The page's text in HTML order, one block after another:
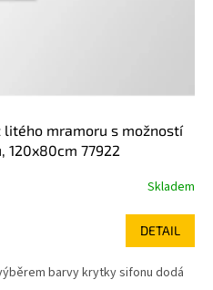
litého mramoru s možností
120x80cm 77922
Skladem
DETAIL
barvy krytky sifonu dodá